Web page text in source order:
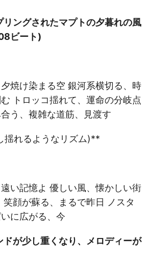
リングされたマプトの夕暮れの風
ビート)
焼け染まる空 銀河系横切る、時
トロッコ揺れて、運命の分岐点
う、複雑な道筋、見渡す
揺れるようなリズム)**
い記憶よ 優しい風、懐かしい街
顔が蘇る、まるで昨日 ノスタ
に広がる、今
ドが少し重くなり、メロディーが